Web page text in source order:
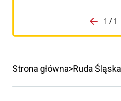
porzpedniego komunikatu
1 / 1
Strona główna Ruda Śląska